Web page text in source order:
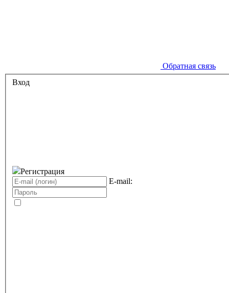
Обратная связь
Вход
Регистрация
E-mail: